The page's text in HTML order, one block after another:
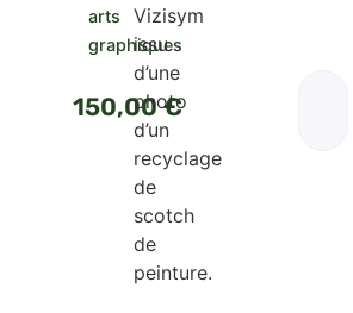
150,00€
arts
graphiques
Vizisym
issu
d’une
photo
d’un
recyclage
de
scotch
de
peinture.